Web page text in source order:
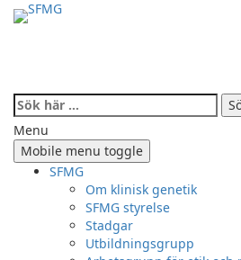
Skip
Skip
Search
for:
Menu
Mobile menu toggle
SFMG
Om klinisk genetik
SFMG styrelse
Stadgar
Utbildningsgrupp